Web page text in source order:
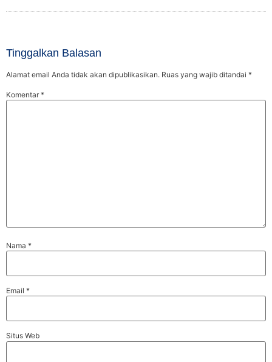
Tinggalkan Balasan
Alamat email Anda tidak akan dipublikasikan. Ruas yang wajib ditandai *
Komentar*
Nama *
Email *
Situs Web